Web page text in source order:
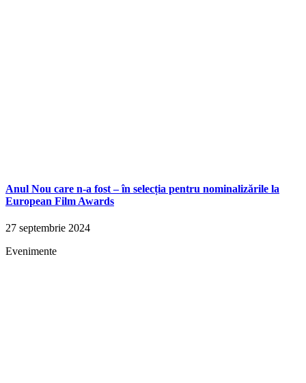
Anul Nou care n-a fost – în selecția pentru nominalizările la
European Film Awards
27 septembrie 2024
Evenimente